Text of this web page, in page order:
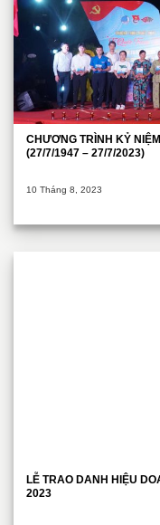
CHƯƠNG TRÌNH KỶ
(27/7/1947 – 27/7/2023)
10 Tháng 8, 2023
LỄ TRAO DANH HIỆU
2023